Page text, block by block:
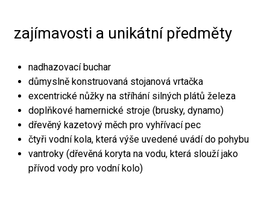
zajímavosti a unikátní předměty
nadhazovací buchar
důmyslně konstruovaná stojanová vrtačka
excentrické nůžky na stříhání silných plátů železa
doplňkové hamernické stroje (brusky, dynamo)
dřevěný kazetový měch pro vyhřívací pec
čtyři vodní kola, která výše uvedené uvádí do pohybu
vantroky (dřevěná koryta na vodu, která slouží jako
přívod vody pro vodní kolo)